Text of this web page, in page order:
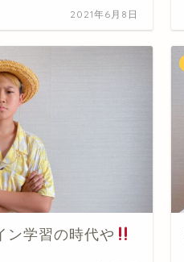
2021年6月8日
ン学習の時代や